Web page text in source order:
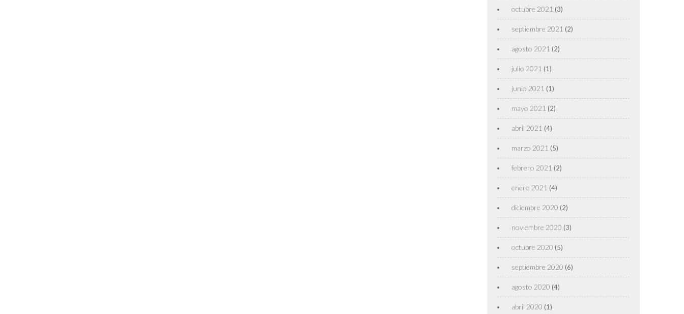
octubre 2021 (3)
septiembre 2021 (2)
agosto 2021 (2)
julio 2021 (1)
junio 2021 (1)
mayo 2021 (2)
abril 2021 (4)
marzo 2021 (5)
febrero 2021 (2)
enero 2021 (4)
diciembre 2020 (2)
noviembre 2020 (3)
octubre 2020 (5)
septiembre 2020 (6)
agosto 2020 (4)
abril 2020 (1)